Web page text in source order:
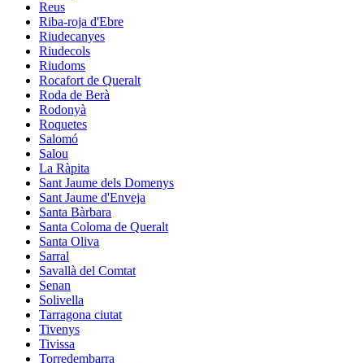
Reus
Riba-roja d'Ebre
Riudecanyes
Riudecols
Riudoms
Rocafort de Queralt
Roda de Berà
Rodonyà
Roquetes
Salomó
Salou
La Ràpita
Sant Jaume dels Domenys
Sant Jaume d'Enveja
Santa Bàrbara
Santa Coloma de Queralt
Santa Oliva
Sarral
Savallà del Comtat
Senan
Solivella
Tarragona ciutat
Tivenys
Tivissa
Torredembarra